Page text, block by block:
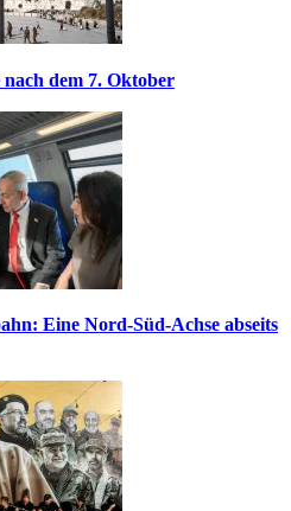
nach dem 7. Oktober
Eine Nord-Süd-Achse abseits